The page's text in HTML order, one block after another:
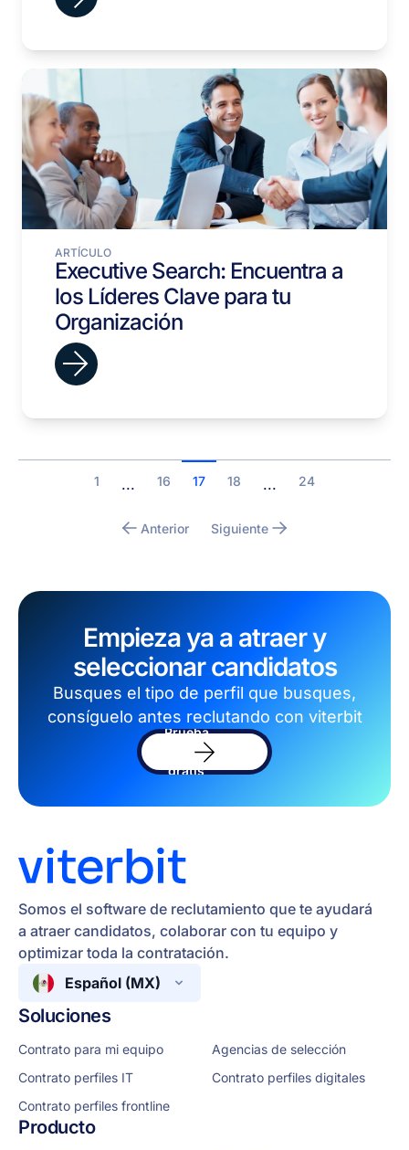
ARTÍCULO
Executive Search: Encuentra a
los Líderes Clave para tu
Organización
Anterior
1 ... 16 17 18 ... 24
Siguiente
Empieza ya a atraer y
seleccionar candidatos
Busques el tipo de perfil que busques,
consíguelo antes reclutando con viterbit
Prueba
software
gratis
Somos el software de reclutamiento que te ayudará
a atraer candidatos, colaborar con tu equipo y
optimizar toda la contratación.
Español (MX)
Soluciones
Contrato para mi equipo
Agencias de selección
Contrato perfiles IT
Contrato perfiles digitales
Contrato perfiles frontline
Producto